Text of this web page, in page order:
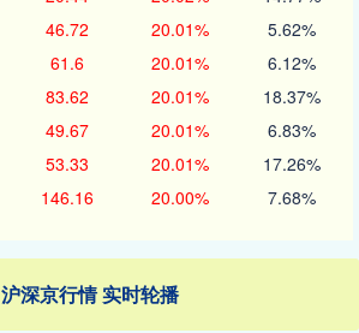
46.72 20.01% 5.62%
61.6 20.01% 6.12%
83.62 20.01% 18.37%
49.67 20.01% 6.83%
53.33 20.01% 17.26%
146.16 20.00% 7.68%
沪深京行情 实时轮播